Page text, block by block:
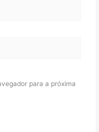
para a próxima